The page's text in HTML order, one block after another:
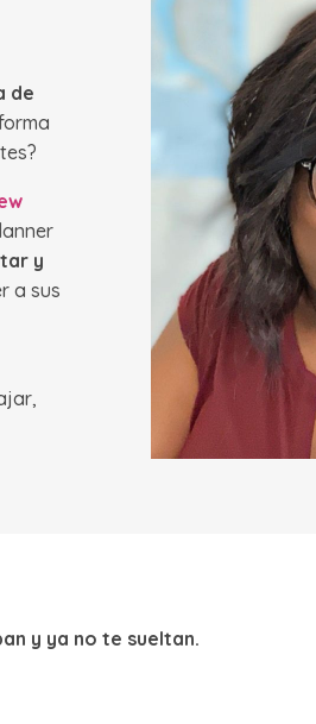
de
y
a sus
y ya no te sueltan.